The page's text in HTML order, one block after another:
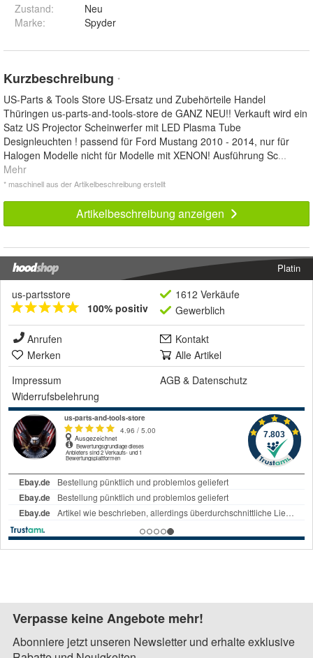
Zustand:
Neu
Marke:
Spyder
Kurzbeschreibung *
US-Parts & Tools Store US-Ersatz und Zubehörteile Handel
Thüringen us-parts-and-tools-store de GANZ NEU!! Verkauft wird ein
Satz US Projector Scheinwerfer mit LED Plasma Tube
Designleuchten ! passend für Ford Mustang 2010 - 2014, nur für
Halogen Modelle nicht für Modelle mit XENON! Ausführung Sc...
Mehr
* maschinell aus der Artikelbeschreibung erstellt
Artikelbeschreibung anzeigen
Platin
us-partsstore
100% positiv
1612 Verkäufe
Gewerblich
Anrufen
Kontakt
Merken
Alle Artikel
Impressum
AGB & Datenschutz
Widerrufsbelehrung
Verpasse keine Angebote mehr!
Abonniere jetzt unseren Newsletter und erhalte exklusive